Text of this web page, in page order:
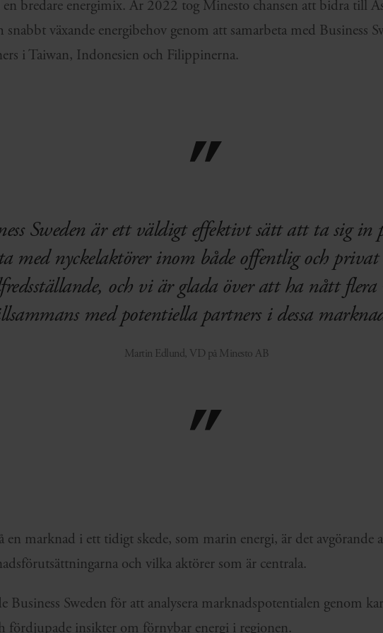
bredare energimix. År 2022 tog Minesto chansen att bidra till
växande energibehov genom att samarbeta med Business
i Taiwan, Indonesien och Filippinerna.
Sweden är ett väldigt effektivt sätt att ta sig in
med nyckelaktörer inom både offentlig och
och vi är glada över att ha nått
med potentiella partners i dessa
Martin Edlund, VD på Minesto AB
en marknad i ett tidigt skede, som marin energi, är det avgörande
och vilka aktörer som är centrala.
Business Sweden för att analysera marknadspotentialen genom
fördjupade insikter om förnybar energi i regionen.